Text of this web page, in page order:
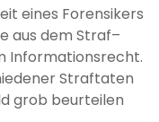
eines Forensikers
aus dem Straf–
Informationsrecht.
Straftaten
grob beurteilen